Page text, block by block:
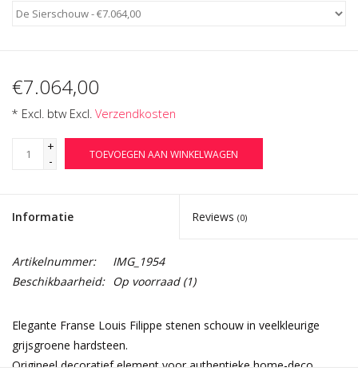
€7.064,00
* Excl. btw Excl. Verzendkosten
+
-
TOEVOEGEN AAN WINKELWAGEN
Informatie Reviews (0)
Artikelnummer:
IMG_1954
Beschikbaarheid: Op voorraad(1)
Elegante Franse Louis Filippe stenen schouw in veelkleurige
grijsgroene hardsteen.
Origineel decoratief element voor authentieke home-deco.